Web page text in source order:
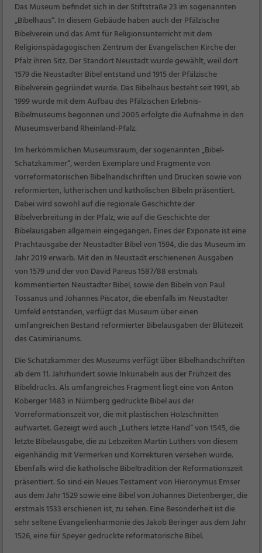
Das Museum befindet sich in der Stiftstraße 23 im sogenannten
„Bibelhaus“. In diesem Gebäude haben auch der Pfälzische
Bibelverein und das Amt für Religionsunterricht mit dem
Religionspädagogischen Zentrum der Evangelischen Kirche der
Pfalz ihren Sitz. Der Standort Neustadt wurde gewählt, weil dort
1579 die Neustadter Bibel entstand und 1915 der Pfälzische
Bibelverein gegründet wurde. Das Bibelhaus besteht seit 1991, ab
1999 wurde mit dem Aufbau des Pfälzischen Erlebnis-
Bibelmuseums begonnen und 2005 erfolgte die Aufnahme in den
Museumsverband Rheinland-Pfalz.
Im herkömmlichen Museumsraum, der sogenannten „Bibel-
Schatzkammer“, werden Exemplare und Fragmente von
vorreformatorischen Bibelhandschriften und Drucken sowie von
reformierten, lutherischen und katholischen Bibeln präsentiert.
Dabei wird sowohl auf die regionale Geschichte der
Bibelverbreitung in der Pfalz, wie auf die Geschichte der
Bibelausgaben allgemein eingegangen. Eines der Exponate ist eine
Prachtausgabe der Neustadter Bibel von 1594, die das Museum im
Jahr 2019 erwarb. Mit den in Neustadt erschienenen Ausgaben
von 1579 und der von David Pareus 1587/88 erstmals
kommentierten Neustadter Bibel, sowie den Bibeln von Paul
Tossanus und Johannes Piscator, die ebenfalls im Neustadter
Umfeld entstanden, verfügt das Museum über einen
umfangreichen Bestand reformierter Bibelausgaben der Blütezeit
des Casimirianums.
Die Schatzkammer des Museums verfügt über Bibelhandschriften
ab dem 11. Jahrhundert sowie Inkunabeln aus der Frühzeit des
Bibeldrucks. Als umfangreiches Fragment liegt eine von Anton
Koberger 1483 in Nürnberg gedruckte Bibel aus der
Vorreformationszeit vor, die mit plastischen Holzschnitten
aufwartet. Gezeigt wird auch „Luthers letzte Hand“ von 1545, die
letzte Bibelausgabe, die zu Lebzeiten Martin Luthers von diesem
eigenhändig mit Vermerken und Korrekturen versehen wurde.
Ebenfalls wird die katholische Bibeltradition der Reformationszeit
präsentiert. So sind ein Neues Testament von Hieronymus Emser
aus dem Jahr 1529 sowie eine Bibel von Johannes Dietenberger, die
erstmals 1533 erschienen ist, zu sehen. Eine Besonderheit ist die
sehr seltene Evangelienharmonie des Jakob Beringer aus dem Jahr
1526, eine für Speyer gedruckte reformatorische Bibel.